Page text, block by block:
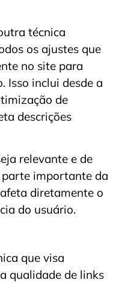
técnica
os ajustes que
no site para
Isso inclui desde a
de
descrições
relevante e de
importante da
diretamente o
do usuário.
que visa
qualidade de links